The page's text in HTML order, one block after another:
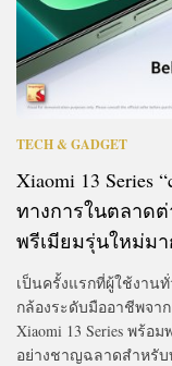
TECH & GADGET
Xiaomi 13 Series
ทางการในตลาด
พรีเมียมรุ่นใหม่ม
เป็นครั้งแรกที่ผู้ใช้งาน
กล้องระดับมืออาชีพจา
Xiaomi 13 Series พร้
อย่างชาญฉลาดสำหรั